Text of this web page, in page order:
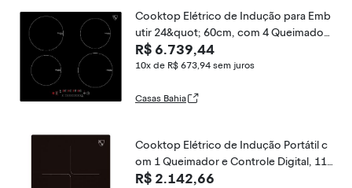
Cooktop Elétrico de Indução para Emb
utir 24&quot; 60cm, com 4 Queimador
es e Controle Digital, 220V 6000W, K&H
IN24 6004, Preto
R$ 6.739,44
10x de R$ 673,94 sem juros
Casas Bahia
Cooktop Elétrico de Indução Portátil c
om 1 Queimador e Controle Digital, 110
V 1800W, K & H, Preto
R$ 2.142,66